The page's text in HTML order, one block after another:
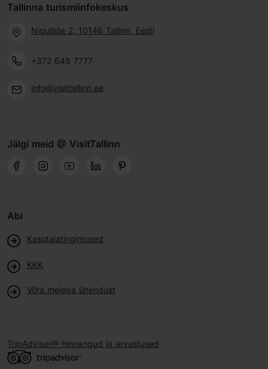
Tallinna turismiinfokeskus
Niguliste 2, 10146 Tallinn, Eesti
+372 645 7777
info@visittallinn.ee
Jälgi meid @ VisitTallinn
Abi
Kasutajatingimused
KKK
Võta meiega ühendust
TripAdvisori® hinnangud ja arvustused